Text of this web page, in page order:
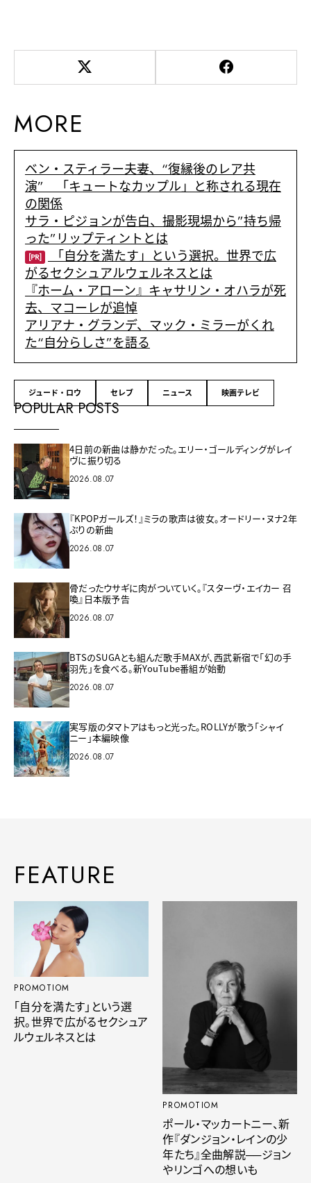
MORE
ベン・スティラー夫妻、“復縁後のレア共
演” 「キュートなカップル」と称される現在
の関係
サラ・ピジョンが告白、撮影現場から”持ち帰
った”リップティントとは
[PR]
「自分を満たす」という選択。世界で広
がるセクシュアルウェルネスとは
『ホーム・アローン』キャサリン・オハラが死
去、マコーレが追悼
アリアナ・グランデ、マック・ミラーがくれ
た“自分らしさ”を語る
ジュード・ロウ セレブ ニュース 映画テレビ
POPULAR POSTS
4日前の新曲は静かだった。エリー・ゴールディングがレイ
ヴに振り切る
2026.08.07
『KPOPガールズ！』ミラの歌声は彼女。オードリー・ヌナ2年
ぶりの新曲
2026.08.07
骨だったウサギに肉がついていく。『スターヴ・エイカー 召
喚』日本版予告
2026.08.07
BTSのSUGAとも組んだ歌手MAXが、西武新宿で「幻の手
羽先」を食べる。新YouTube番組が始動
2026.08.07
実写版のタマトアはもっと光った。ROLLYが歌う「シャイ
ニー」本編映像
2026.08.07
FEATURE
PROMOTIOM
「自分を満たす」という選
択。世界で広がるセクシュア
ルウェルネスとは
PROMOTIOM
ポール・マッカートニー、新
作『ダンジョン・レインの少
年たち』全曲解説──ジョン
やリンゴへの想いも